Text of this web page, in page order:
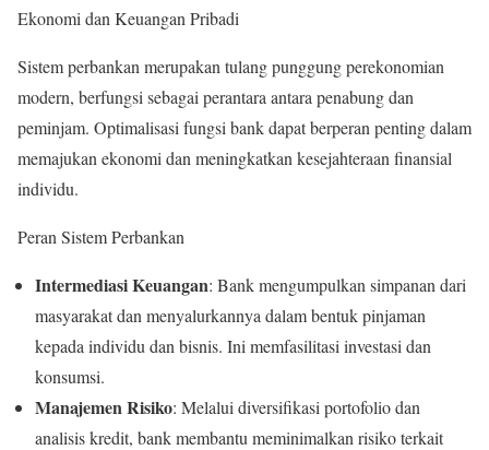
Ekonomi dan Keuangan Pribadi
Sistem perbankan merupakan tulang punggung perekonomian
modern, berfungsi sebagai perantara antara penabung dan
peminjam. Optimalisasi fungsi bank dapat berperan penting dalam
memajukan ekonomi dan meningkatkan kesejahteraan finansial
individu.
Peran Sistem Perbankan
Intermediasi Keuangan: Bank mengumpulkan simpanan dari
masyarakat dan menyalurkannya dalam bentuk pinjaman
kepada individu dan bisnis. Ini memfasilitasi investasi dan
konsumsi.
Manajemen Risiko: Melalui diversifikasi portofolio dan
analisis kredit, bank membantu meminimalkan risiko terkait